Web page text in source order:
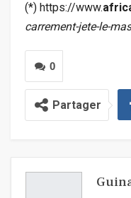
(*) https://www.
carrement-jete-le-
0
Partager